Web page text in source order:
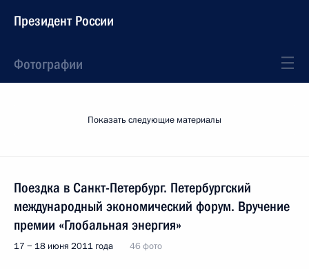
Президент России
Фотографии
Показать следующие материалы
Поездка в Санкт-Петербург. Петербургский
международный экономический форум. Вручение
премии «Глобальная энергия»
17 − 18 июня 2011 года 46 фото